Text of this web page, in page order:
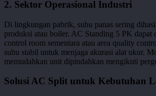
2. Sektor Operasional Industri
Di lingkungan pabrik, suhu panas sering
produksi atau boiler. AC Standing 5 PK dapat
control room sementara atau area quality
suhu stabil untuk menjaga akurasi alat ukur.
memudahkan unit dipindahkan mengikuti
Solusi AC Split untuk Kebutuhan